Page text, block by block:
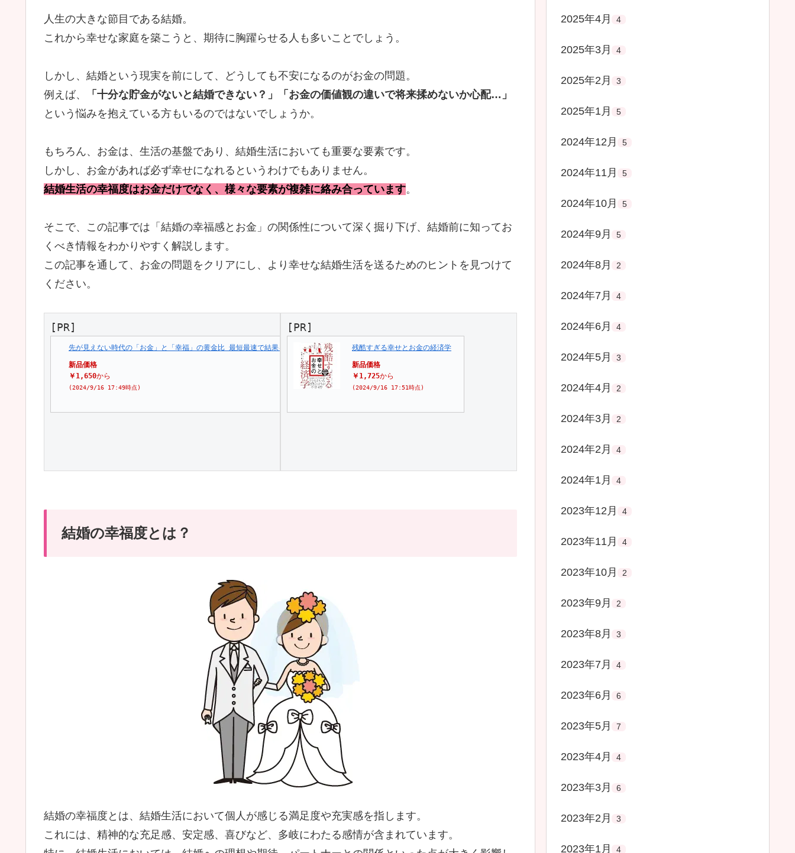
人生の大きな節目である結婚。
これから幸せな家庭を築こうと、期待に胸躍らせる人も多いことでしょう。
しかし、結婚という現実を前にして、どうしても不安になるのがお金の問題。
例えば、
「十分な貯金がないと結婚できない？」「お金の価値観の違いで将来揉めないか心配…」
という悩みを抱えている方もいるのではないでしょうか。
もちろん、お金は、生活の基盤であり、結婚生活においても重要な要素です。
しかし、お金があれば必ず幸せになれるというわけでもありません。
結婚生活の幸福度はお金だけでなく、様々な要素が複雑に絡み合っています。
そこで、この記事では「結婚の幸福感とお金」の関係性について深く掘り下げ、結婚前に知ってお
くべき情報をわかりやすく解説します。
この記事を通して、お金の問題をクリアにし、より幸せな結婚生活を送るためのヒントを見つけて
ください。
[PR]
先が見えない時代の「お金」と「幸福」の黄金比 最短最速で結果を出して幸せに生きる! 新しい「お金の思考法」
新品価格
￥1,650から
(2024/9/16 17:49時点)
[PR]
残酷すぎる幸せとお金の経済学
新品価格
￥1,725から
(2024/9/16 17:51時点)
結婚の幸福度とは？
結婚の幸福度とは、結婚生活において個人が感じる満足度や充実感を指します。
これには、精神的な充足感、安定感、喜びなど、多岐にわたる感情が含まれています。
2025年4月 4
2025年3月 4
2025年2月 3
2025年1月 5
2024年12月 5
2024年11月 5
2024年10月 5
2024年9月 5
2024年8月 2
2024年7月 4
2024年6月 4
2024年5月 3
2024年4月 2
2024年3月 2
2024年2月 4
2024年1月 4
2023年12月 4
2023年11月 4
2023年10月 2
2023年9月 2
2023年8月 3
2023年7月 4
2023年6月 6
2023年5月 7
2023年4月 4
2023年3月 6
2023年2月 3
2023年1月 4